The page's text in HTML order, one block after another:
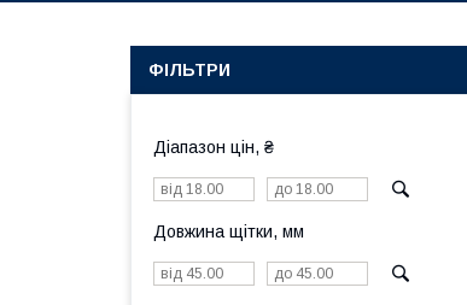
ФІЛЬТРИ
Діапазон цін, ₴
Довжина щітки, мм